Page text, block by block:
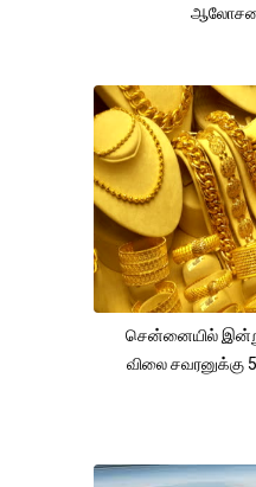
சென்னையில்
விலை சவரனுக்கு